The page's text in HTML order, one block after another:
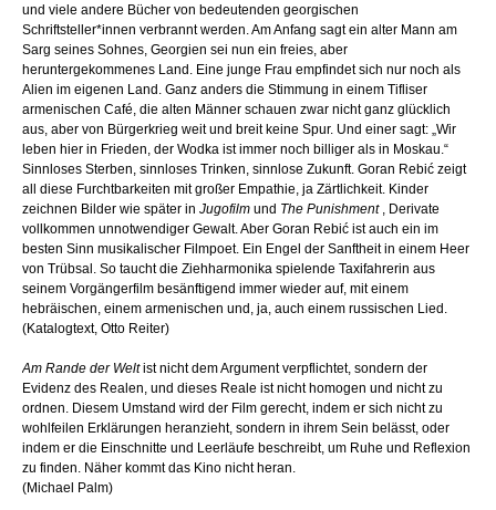
und viele andere Bücher von bedeutenden georgischen
Schriftsteller*innen verbrannt werden. Am Anfang sagt ein alter Mann am
Sarg seines Sohnes, Georgien sei nun ein freies, aber
heruntergekommenes Land. Eine junge Frau empfindet sich nur noch als
Alien im eigenen Land. Ganz anders die Stimmung in einem Tifliser
armenischen Café, die alten Männer schauen zwar nicht ganz glücklich
aus, aber von Bürgerkrieg weit und breit keine Spur. Und einer sagt: „Wir
leben hier in Frieden, der Wodka ist immer noch billiger als in Moskau.“
Sinnloses Sterben, sinnloses Trinken, sinnlose Zukunft. Goran Rebić zeigt
all diese Furchtbarkeiten mit großer Empathie, ja Zärtlichkeit. Kinder
zeichnen Bilder wie später in Jugofilm und The Punishment , Derivate
vollkommen unnotwendiger Gewalt. Aber Goran Rebić ist auch ein im
besten Sinn musikalischer Filmpoet. Ein Engel der Sanftheit in einem Heer
von Trübsal. So taucht die Ziehharmonika spielende Taxifahrerin aus
seinem Vorgängerfilm besänftigend immer wieder auf, mit einem
hebräischen, einem armenischen und, ja, auch einem russischen Lied.
(Katalogtext, Otto Reiter)
Am Rande der Weltist nicht dem Argument verpflichtet, sondern der
Evidenz des Realen, und dieses Reale ist nicht homogen und nicht zu
ordnen. Diesem Umstand wird der Film gerecht, indem er sich nicht zu
wohlfeilen Erklärungen heranzieht, sondern in ihrem Sein belässt, oder
indem er die Einschnitte und Leerläufe beschreibt, um Ruhe und Reflexion
zu finden. Näher kommt das Kino nicht heran.
(Michael Palm)